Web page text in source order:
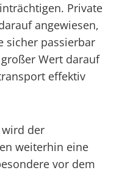
Private
angewiesen,
sicher passierbar
Wert darauf
effektiv
wird der
weiterhin eine
vor dem